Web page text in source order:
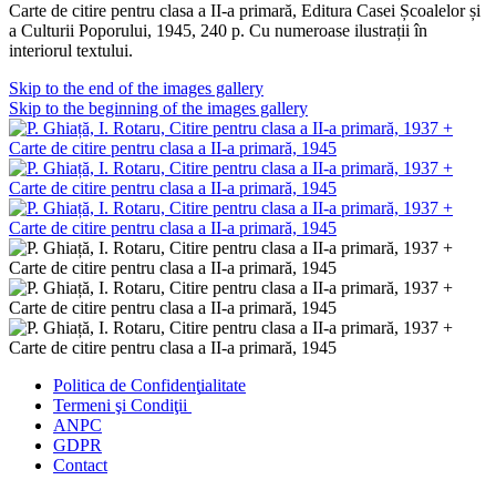
Carte de citire pentru clasa a II-a primară, Editura Casei Școalelor și
a Culturii Poporului, 1945, 240 p. Cu numeroase ilustrații în
interiorul textului.
Skip to the end of the images gallery
Skip to the beginning of the images gallery
Politica de Confidenţialitate
Termeni şi Condiţii
ANPC
GDPR
Contact